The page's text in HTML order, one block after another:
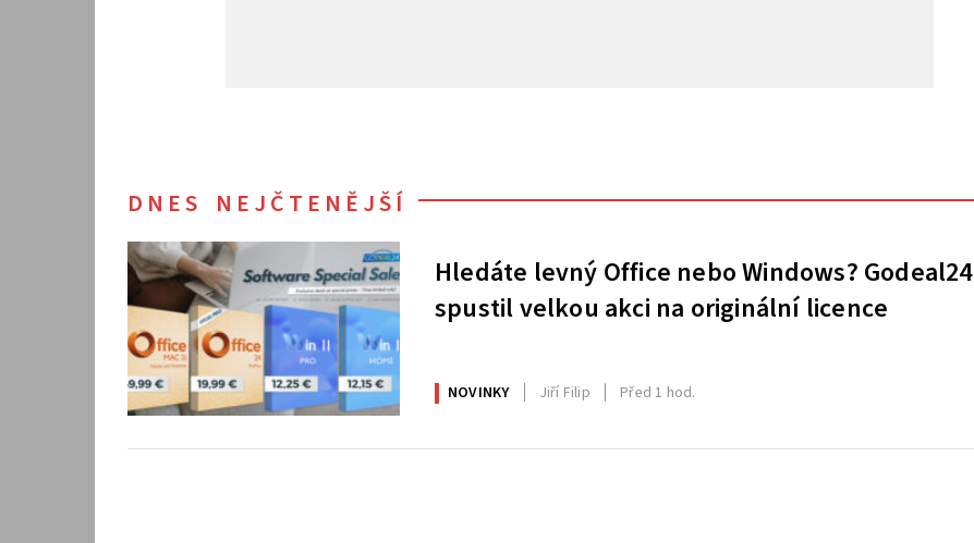
DNES NEJČTENĚJŠÍ
Hledáte levný Office nebo Windows? Godeal24
spustil velkou akci na originální licence
NOVINKY Jiří Filip Před 1 hod.